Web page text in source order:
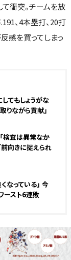
衝突。チームを放
、4本塁打、20打
感を買ってしまっ
てもしょうがな
りながら貢献」
検査は異常なか
向きに捉えられ
なっている」 今
ースト6連敗